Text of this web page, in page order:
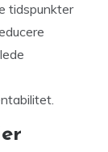
tidspunkter